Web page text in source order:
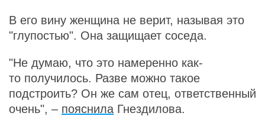
В его вину женщина не верит, называя это
"глупостью". Она защищает соседа.
"Не думаю, что это намеренно как-
то получилось. Разве можно такое
подстроить? Он же сам отец, ответственный
очень", – пояснила Гнездилова.